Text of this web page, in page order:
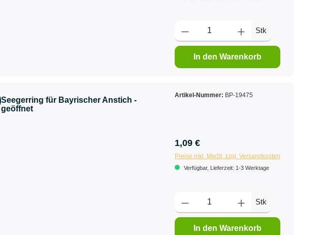
Stk
In den Warenkorb
Seegerring für Bayrischer Anstich -
geöffnet
Artikel-Nummer: BP-19475
1,09 €
Preise inkl. MwSt. zzgl. Versandkosten
Verfügbar, Lieferzeit: 1-3 Werktage
Stk
In den Warenkorb